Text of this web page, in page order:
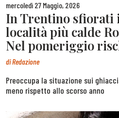
mercoledì 27 Maggio, 2026
In Trentino sfiorati
località più calde
Nel pomeriggio
diRedazione
Preoccupa la situazione sui
meno rispetto allo scorso anno